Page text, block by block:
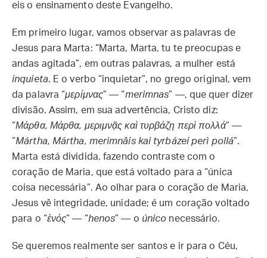
eis o ensinamento deste Evangelho.
Em primeiro lugar, vamos observar as palavras de
Jesus para Marta: “Marta, Marta, tu te preocupas e
andas agitada”, em outras palavras, a mulher está
inquieta. E o verbo “inquietar”, no grego original, vem
da palavra “μερίμνας” — “merimnas” —, que quer dizer
divisão. Assim, em sua advertência, Cristo diz:
“Μάρθα, Μάρθα, μεριμνᾷς καὶ τυρβάζῃ περὶ πολλά” —
“Mártha, Mártha, merimnâis kai tyrbázei perì pollá”.
Marta está dividida, fazendo contraste com o
coração de Maria, que está voltado para a “única
coisa necessária”. Ao olhar para o coração de Maria,
Jesus vê integridade, unidade; é um coração voltado
para o “ἑνός” — “henos” — o único necessário.
Se queremos realmente ser santos e ir para o Céu,